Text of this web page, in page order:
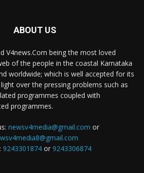
ABOUT US
V4news.Com being the most loved
of the people in the coastal Karnataka
worldwide; which is well accepted for its
over the pressing problems such as
programmes coupled with
programmes.
newsv4media@gmail.com or
9243301874or 9243306874